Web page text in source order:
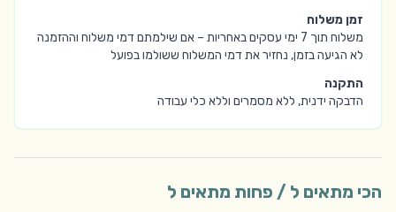
זמן משלוח
משלוח תוך 7 ימי עסקים באחריות – אם שילמתם דמי משלוח וההזמנה
לא הגיעה בזמן, נחזיר את דמי המשלוח ששולמו בפועל
התקנה
הדבקה ידנית, ללא מסמרים וללא כלי עבודה
הכי מתאים ל / פחות מתאים ל